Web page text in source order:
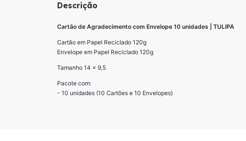
Descrição
Cartão de Agradecimento com Envelope 10 unidades | TULIPA
Cartão em Papel Reciclado 120g
Envelope em Papel Reciclado 120g
Tamanho 14 x 9,5
Pacote com:
- 10 unidades (10 Cartões e 10 Envelopes)